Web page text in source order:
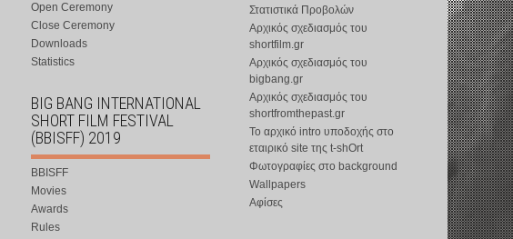
Open Ceremony
Close Ceremony
Downloads
Statistics
BIG BANG INTERNATIONAL
SHORT FILM FESTIVAL
(BBISFF) 2019
BBISFF
Movies
Awards
Rules
Στατιστικά Προβολών
Αρχικός σχεδιασμός του
shortfilm.gr
Αρχικός σχεδιασμός του
bigbang.gr
Αρχικός σχεδιασμός του
shortfromthepast.gr
Το αρχικό intro υποδοχής στο
εταιρικό site της t-shOrt
Φωτογραφίες στο background
Wallpapers
Αφίσες